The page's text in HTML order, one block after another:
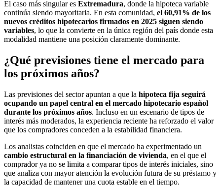
El caso más singular es Extremadura, donde la hipoteca variable
continúa siendo mayoritaria. En esta comunidad, el 60,91% de los
nuevos créditos hipotecarios firmados en 2025 siguen siendo
variables, lo que la convierte en la única región del país donde esta
modalidad mantiene una posición claramente dominante.
¿Qué previsiones tiene el mercado para
los próximos años?
Las previsiones del sector apuntan a que la hipoteca fija seguirá
ocupando un papel central en el mercado hipotecario español
durante los próximos años. Incluso en un escenario de tipos de
interés más moderados, la experiencia reciente ha reforzado el valor
que los compradores conceden a la estabilidad financiera.
Los analistas coinciden en que el mercado ha experimentado un
cambio estructural en la financiación de vivienda, en el que el
comprador ya no se limita a comparar tipos de interés iniciales, sino
que analiza con mayor atención la evolución futura de su préstamo y
la capacidad de mantener una cuota estable en el tiempo.